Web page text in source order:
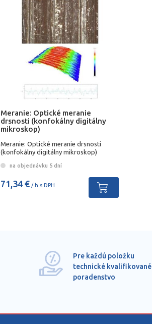
Meranie: Optické meranie
drsnosti (konfokálny digitálny
mikroskop)
Meranie: Optické meranie drsnosti
(konfokálny digitálny mikroskop)
na objednávku 5 dní
71,34 € / h s DPH
Pre každú položku
technické kvalifikované
poradenstvo